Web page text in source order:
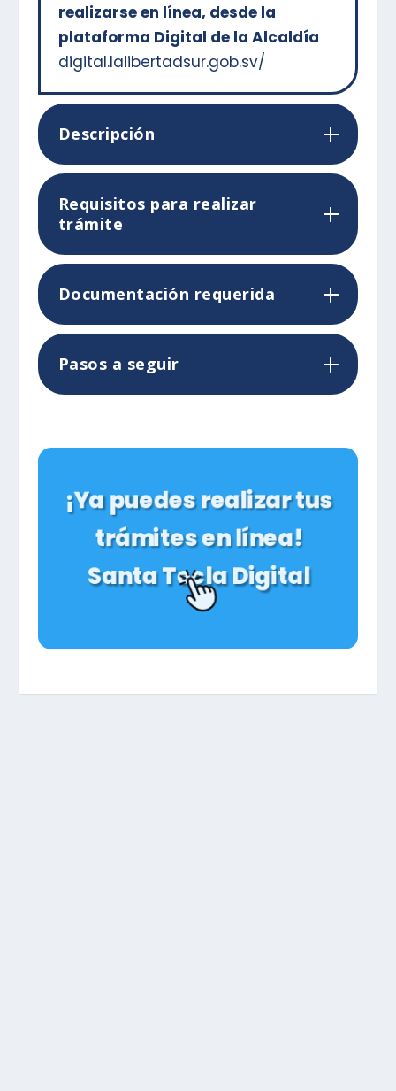
realizarse en línea, desde la
plataforma Digital de la Alcaldía
digital.lalibertadsur.gob.sv/
Descripción
Requisitos para realizar
trámite
Documentación requerida
Pasos a seguir
¡Ya puedes realizar tus
trámites en línea!
Santa Tecla Digital